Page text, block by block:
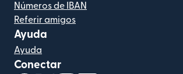
Números de IBAN
Referir amigos
Ayuda
Ayuda
Conectar